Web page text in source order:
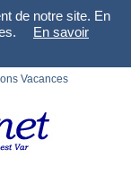
de notre site. En
En savoir
Vacances